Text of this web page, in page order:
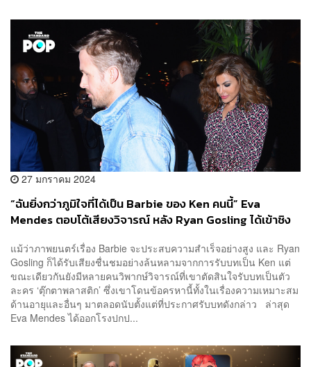
27 มกราคม 2024
“ฉันยิ่งกว่าภูมิใจที่ได้เป็น Barbie ของ Ken คนนี้” Eva
Mendes ตอบโต้เสียงวิจารณ์ หลัง Ryan Gosling ได้เข้าชิง
แม้ว่าภาพยนตร์เรื่อง Barbie จะประสบความสำเร็จอย่างสูง และ Ryan
Gosling ก็ได้รับเสียงชื่นชมอย่างล้นหลามจากการรับบทเป็น Ken แต่
ขณะเดียวกันยังมีหลายคนวิพากษ์วิจารณ์ที่เขาตัดสินใจรับบทเป็นตัว
ละคร ‘ตุ๊กตาพลาสติก’ ซึ่งเขาโดนข้อครหานี้ทั้งในเรื่องความเหมาะสม
ด้านอายุและอื่นๆ มาตลอดนับตั้งแต่ที่ประกาศรับบทดังกล่าว ล่าสุด
Eva Mendes ได้ออกโรงปกป...